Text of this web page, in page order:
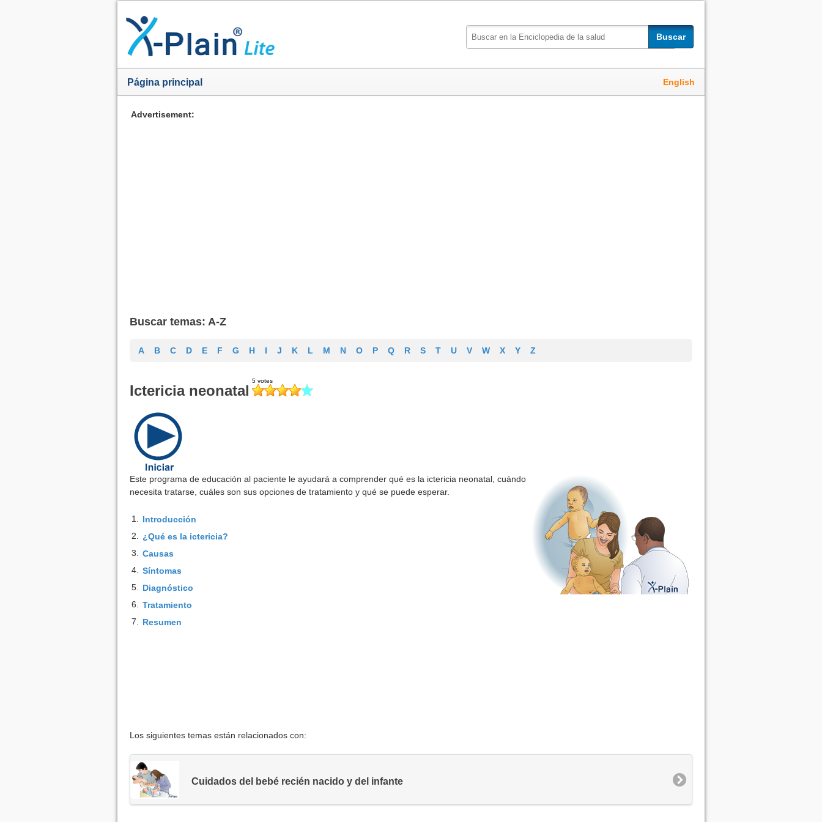
Buscar
Página principal English
Advertisement:
Buscar temas: A-Z
A B C D E F G H I J K L M N O P Q R S T U V W X Y Z
Ictericia neonatal
Este programa de educación al paciente le ayudará a comprender qué es la ictericia neonatal, cuándo
necesita tratarse, cuáles son sus opciones de tratamiento y qué se puede esperar.
1. Introducción
2. ¿Qué es la ictericia?
3. Causas
4. Síntomas
5. Diagnóstico
6. Tratamiento
7. Resumen
Los siguientes temas están relacionados con:
Cuidados del bebé recién nacido y del infante